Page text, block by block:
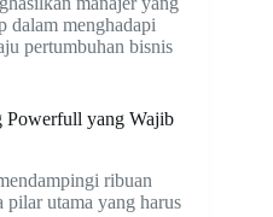
dalam menghadapi
pertumbuhan bisnis
Powerfull yang Wajib
ribuan
utama yang harus